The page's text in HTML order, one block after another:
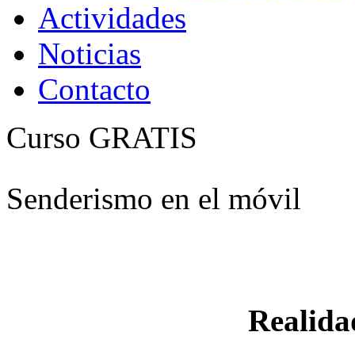
Actividades
Noticias
Contacto
Curso GRATIS
Senderismo en el móvil